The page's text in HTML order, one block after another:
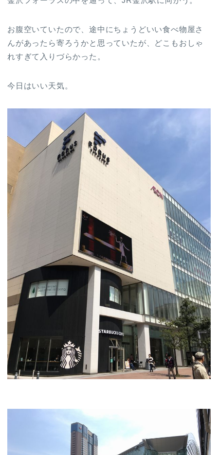
お腹空いていたので、途中にちょうどいい食べ物屋さ
んがあったら寄ろうかと思っていたが、どこもおしゃ
れすぎて入りづらかった。
今日はいい天気。